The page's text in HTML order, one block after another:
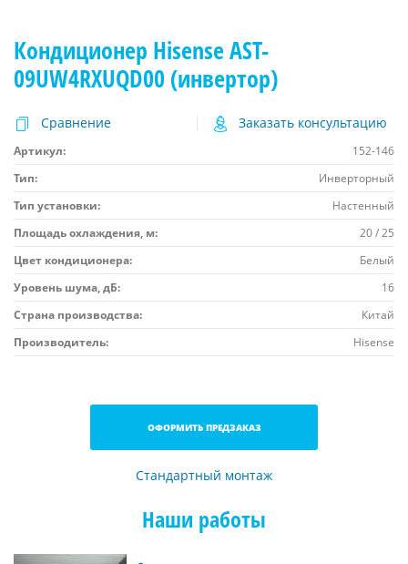
Кондиционер Hisense AST-
09UW4RXUQD00 (инвертор)
Сравнение Заказать консультацию
Артикул:
152-146
Тип:
Инверторный
Тип установки:
Настенный
Площадь охлаждения, м:
20 / 25
Цвет кондиционера:
Белый
Уровень шума, дБ:
16
Страна производства:
Китай
Производитель:
Hisense
ОФОРМИТЬ ПРЕДЗАКАЗ
Стандартный монтаж
Наши работы